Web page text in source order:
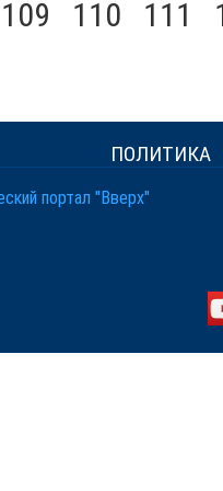
109 110 111
ПОЛИТИКА
портал "Вверх"